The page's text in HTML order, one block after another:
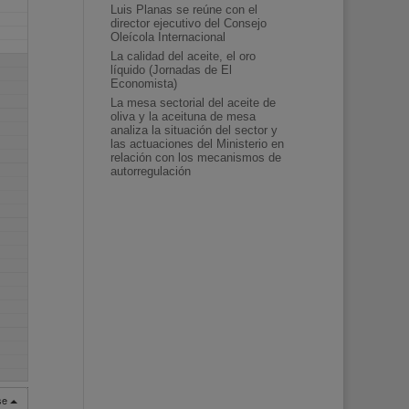
Luis Planas se reúne con el
director ejecutivo del Consejo
Oleícola Internacional
La calidad del aceite, el oro
líquido (Jornadas de El
Economista)
La mesa sectorial del aceite de
oliva y la aceituna de mesa
analiza la situación del sector y
las actuaciones del Ministerio en
relación con los mecanismos de
autorregulación